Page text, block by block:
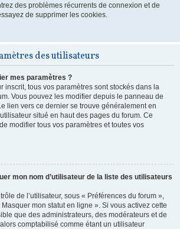
des problèmes récurrents de connexion et de
de supprimer les cookies.
des utilisateurs
mes paramètres ?
inscrit, tous vos paramètres sont stockés dans la
Vous pouvez les modifier depuis le panneau de
lien vers ce dernier se trouve généralement en
situé en haut des pages du forum. Ce
modifier tous vos paramètres et toutes vos
mon nom d’utilisateur de la liste des utilisateurs
de l’utilisateur, sous « Préférences du forum »,
mon statut en ligne ». Si vous activez cette
que des administrateurs, des modérateurs et de
comptabilisé comme étant un utilisateur